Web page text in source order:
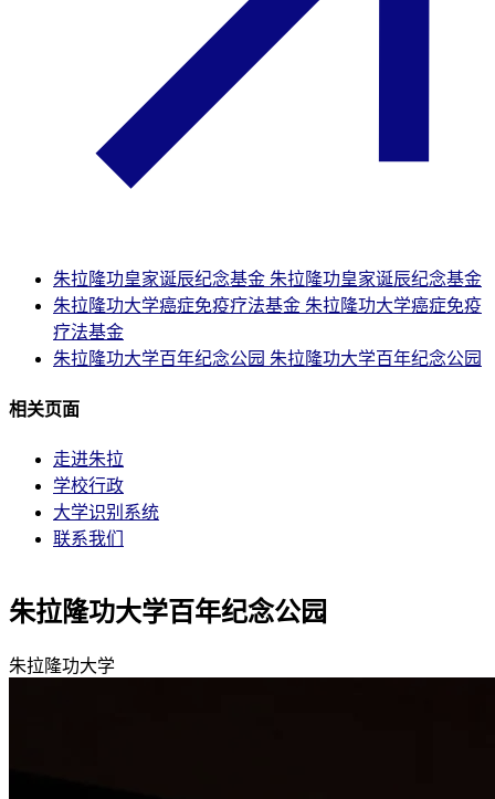
朱拉隆功皇家诞辰纪念基金 朱拉隆功皇家诞辰纪念基金
朱拉隆功大学癌症免疫疗法基金 朱拉隆功大学癌症免疫
疗法基金
朱拉隆功大学百年纪念公园 朱拉隆功大学百年纪念公园
相关页面
走进朱拉
学校行政
大学识别系统
联系我们
朱拉隆功大学百年纪念公园
朱拉隆功大学